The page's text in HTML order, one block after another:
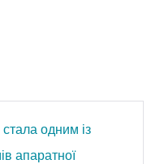
одним із
апаратної